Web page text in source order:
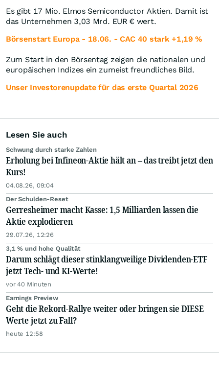
Es gibt 17 Mio. Elmos Semiconductor Aktien. Damit ist
das Unternehmen 3,03 Mrd. EUR € wert.
Börsenstart Europa - 18.06. - CAC 40 stark +1,19 %
Zum Start in den Börsentag zeigen die nationalen und
europäischen Indizes ein zumeist freundliches Bild.
Unser Investorenupdate für das erste Quartal 2026
Lesen Sie auch
Schwung durch starke Zahlen
Erholung bei Infineon-Aktie hält an – das treibt jetzt den
Kurs!
04.08.26, 09:04
Der Schulden-Reset
Gerresheimer macht Kasse: 1,5 Milliarden lassen die
Aktie explodieren
29.07.26, 12:26
3,1 % und hohe Qualität
Darum schlägt dieser stinklangweilige Dividenden-ETF
jetzt Tech- und KI-Werte!
vor 40 Minuten
Earnings Preview
Geht die Rekord-Rallye weiter oder bringen sie DIESE
Werte jetzt zu Fall?
heute 12:58